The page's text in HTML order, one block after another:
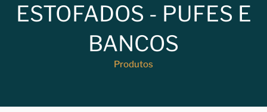
ESTOFADOS - PUFES E
BANCOS
Produtos